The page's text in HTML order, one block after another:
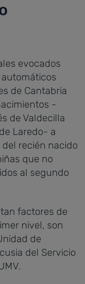
evocados
de Cantabria
-
de Valdecilla
Laredo- a
recién nacido
que no
al segundo
factores de
nivel, son
de
del Servicio